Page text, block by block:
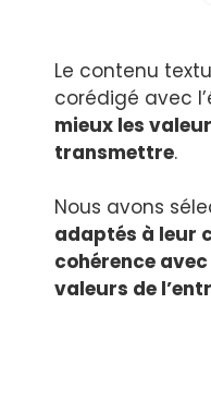
Le contenu
corédigé avec
mieux les
transmettre.
Nous avons
adaptés à leur
cohérence
valeurs de